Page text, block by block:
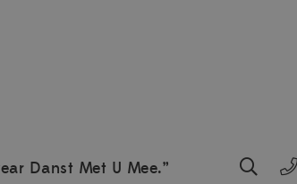
Danst Met U Mee.”